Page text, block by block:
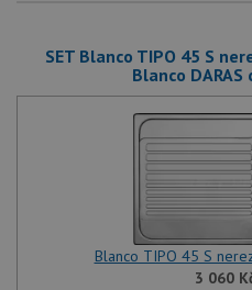
SET Blanco TIPO 45 S
Blanco
Blanco TIPO 45 S
3 060